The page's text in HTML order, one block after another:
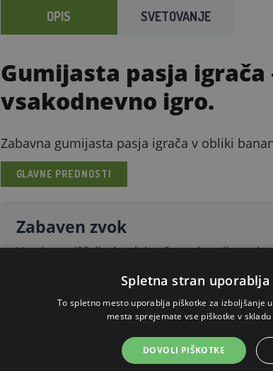
OPIS SVETOVANJE
Gumijasta pasja igrača
vsakodnevno igro.
Zabavna gumijasta pasja igrača v obliki
GLAVNE PREDNOSTI
Zabaven zvok
Vgrajena piščalka bo dolgo časa ohranila pasjo
Spletna stran
To spletno mesto uporablja piškotke za izboljšanje
mesta sprejemate vse piškotke v
DOVOLI PIŠKOTKE